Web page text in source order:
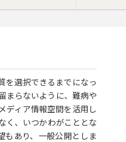
を選択できるまでになっ
まらないように、難病や
ディア情報空間を活用し
く、いつかわがこととな
あり、一般公開としま